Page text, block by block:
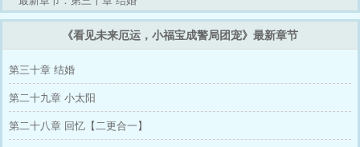
“姐姐，你家里来了一只恶犬在咬人。”B狐疑点
开家里监控看见未婚夫在残害家里的宠物……男
警C在下班回去路上，看见有人落水，就在他准
备救人时，脑海里浮现喜酒板起小脸认真说道：
万记得穿上。”等他想将落水人救上来时，对方
衣……警局所有人都夸喜酒是小福星，以至于各
地局长上门要小福宝帮忙破案。
《看见未来厄运，小福宝成警局团宠》最新章节
第三十章 结婚
第二十九章 小太阳
第二十八章 回忆【二更合一】